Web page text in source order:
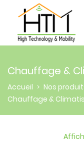
Chauffage &
Accueil > Nos
Chauffage &